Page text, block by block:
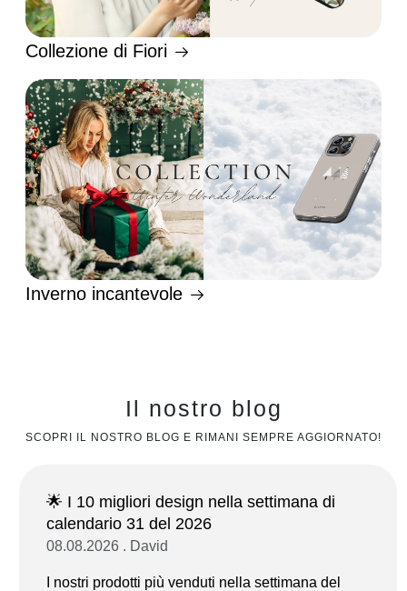
Collezione di Fiori
Inverno incantevole
Il nostro blog
SCOPRI IL NOSTRO BLOG E RIMANI SEMPRE AGGIORNATO!
🌟 I 10 migliori design nella settimana di
calendario 31 del 2026
08.08.2026 . David
I nostri prodotti più venduti nella settimana del